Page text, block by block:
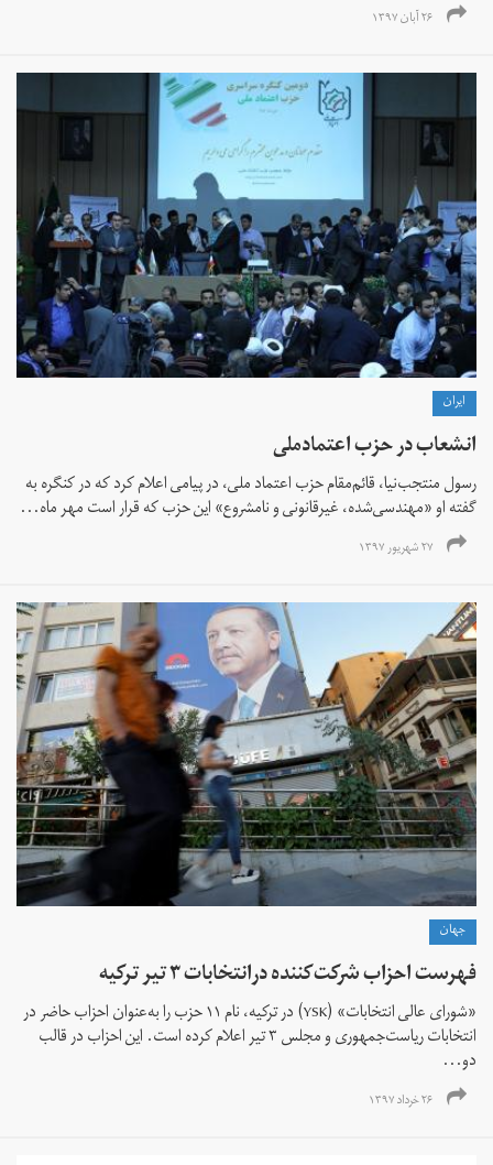
۲۶ آبان ۱۳۹۷
ايران
انشعاب در حزب اعتمادملی
رسول منتجب‌نیا، قائم‌مقام حزب اعتماد ملی، در پیامی اعلام کرد که در کنگره به
گفته او «مهندسی‌شده، غیرقانونی و نامشروع‌» این حزب که قرار است مهر ماه...
۲۷ شهریور ۱۳۹۷
جهان
فهرست احزاب شرکت‌کننده درانتخابات ۳ تیر ترکیه
«شورای عالی انتخابات» (YSK) در ترکیه، نام ۱۱ حزب را به‌عنوان احزاب حاضر در
انتخابات ریاست‌جمهوری و مجلس ۳ تیر اعلام کرده است. این احزاب در قالب
دو...
۲۶ خرداد ۱۳۹۷